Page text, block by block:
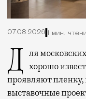
07.08.2026 1 мин.
Для московских фотографов «Фотолаб» место хорошо
проявляют пленку,
выставочные